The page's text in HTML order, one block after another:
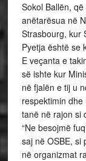
Sokol Ballën,
anëtarësua në
Strasbourg, kur
Pyetja është se
E veçanta e
së ishte kur
në fjalën e tij u
respektimin
tanë në rajon si
“Ne besojmë
saj në OSBE, si
në organizmat